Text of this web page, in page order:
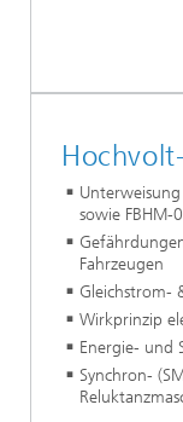
sowie FBHM-
Fahrzeugen
Gleichstrom-
Wirkprinzip
Energie- und
Synchron-